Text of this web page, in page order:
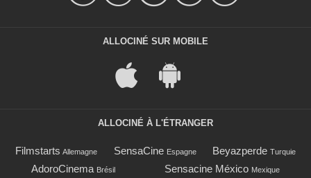
ALLOCINÉ SUR MOBILE
ALLOCINÉ À L'ÉTRANGER
Filmstarts Allemagne SensaCine Espagne Beyazperde Turquie
AdoroCinema Brésil Sensacine México Mexique